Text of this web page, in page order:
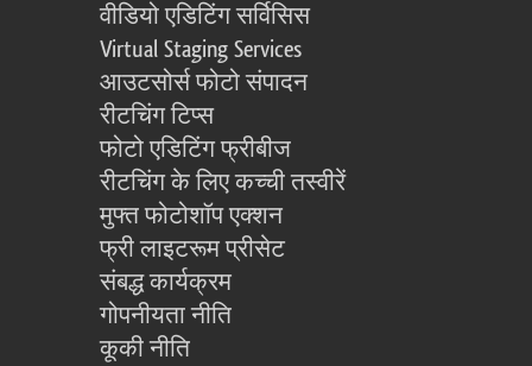
वीडियो एडिटिंग सर्विसिस
Virtual Staging Services
आउटसोर्स फोटो संपादन
रीटचिंग टिप्स
फोटो एडिटिंग फ्रीबीज
रीटचिंग के लिए कच्ची तस्वीरें
मुफ्त फोटोशॉप एक्शन
फ्री लाइटरूम प्रीसेट
संबद्ध कार्यक्रम
गोपनीयता नीति
कूकी नीति